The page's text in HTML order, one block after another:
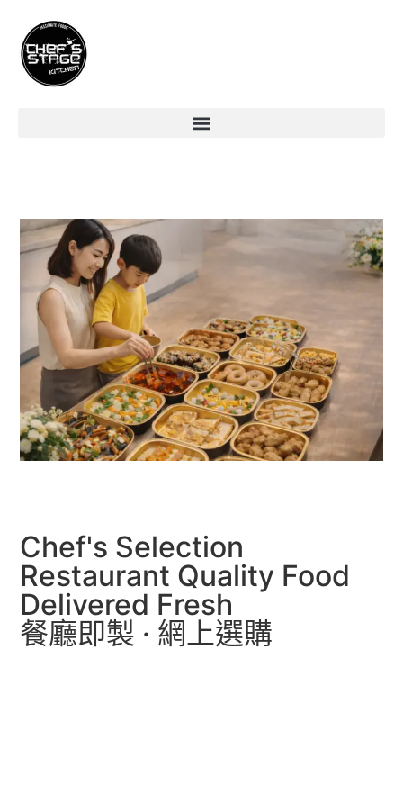
Chef's Selection
Restaurant Quality Food
Delivered Fresh
餐廳即製 · 網上選購